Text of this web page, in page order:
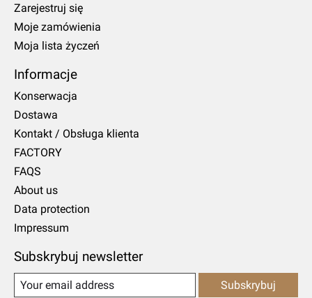
Zarejestruj się
Moje zamówienia
Moja lista życzeń
Informacje
Konserwacja
Dostawa
Kontakt / Obsługa klienta
FACTORY
FAQS
About us
Data protection
Impressum
Subskrybuj newsletter
Subskrybuj